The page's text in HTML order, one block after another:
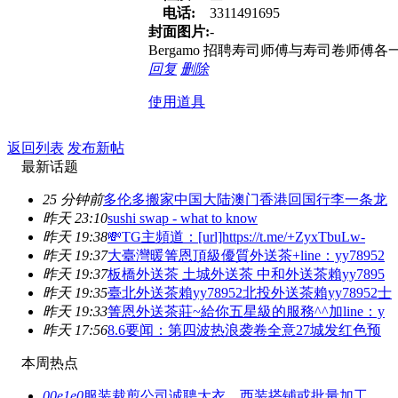
电话:
3311491695
封面图片:-
Bergamo 招聘寿司师傅与寿司卷师傅各
回复 删除
使用道具
返回列表 发布新帖
最新话题
25 分钟前多伦多搬家中国大陆澳门香港回国行李一条龙
昨天 23:10sushi swap - what to know
昨天 19:38💸TG主頻道：[url]https://t.me/+ZyxTbuLw-
昨天 19:37大臺灣暖箐恩頂級優質外送茶+line：yy78952
昨天 19:37板橋外送茶 土城外送茶 中和外送茶賴yy7895
昨天 19:35臺北外送茶賴yy78952北投外送茶賴yy78952士
昨天 19:33箐恩外送茶莊~給你五星級的服務^^加line：y
昨天 17:568.6要闻：第四波热浪袭卷全意27城发红色预
本周热点